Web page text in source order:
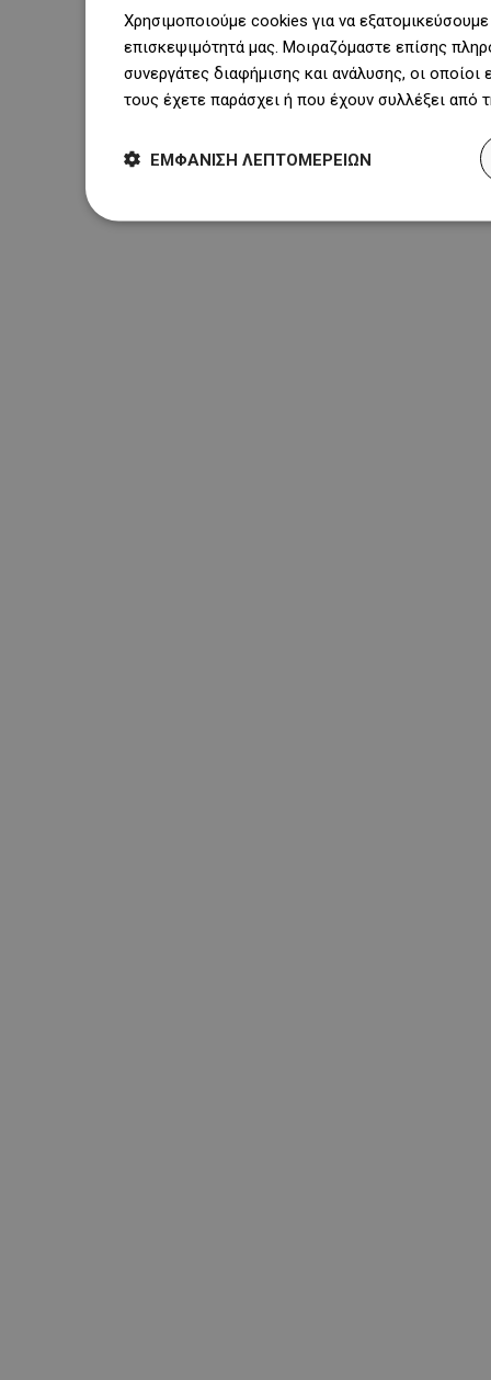
Χρησιμοποιούμε cookies για να
επισκεψιμότητά μας. Μοιραζόμαστε επίσης
συνεργάτες διαφήμισης και ανάλυσης, οι
τους έχετε παράσχει ή που έχουν συλλέξει
ΕΜΦΆΝΙΣΗ ΛΕΠΤΟΜΕΡΕΙΏΝ